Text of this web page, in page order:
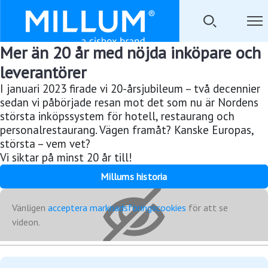
Mer än 20 år med nöjda inköpare och
leverantörer
I januari 2023 firade vi 20-årsjubileum – två decennier
sedan vi påbörjade resan mot det som nu är Nordens
största inköpssystem för hotell, restaurang och
personalrestaurang. Vägen framåt? Kanske Europas,
största – vem vet?
Vi siktar på minst 20 år till!
Millums historia
Vänligen acceptera marknadsföringscookies för att se
videon.